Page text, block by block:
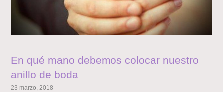
En qué mano debemos colocar nuestro
anillo de boda
23 marzo, 2018